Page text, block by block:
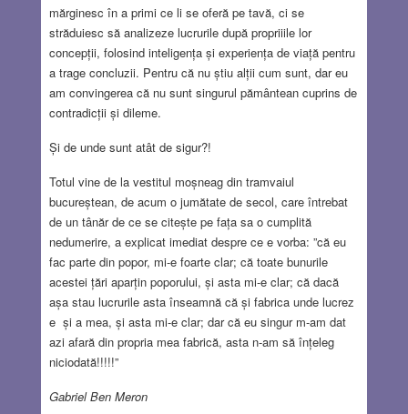
mărginesc în a primi ce li se oferă pe tavă, ci se
străduiesc să analizeze lucrurile după propriiile lor
concepții, folosind inteligența și experiența de viață pentru
a trage concluzii. Pentru că nu știu alții cum sunt, dar eu
am convingerea că nu sunt singurul pământean cuprins de
contradicții și dileme.
Și de unde sunt atât de sigur?!
Totul vine de la vestitul moșneag din tramvaiul
bucureștean, de acum o jumătate de secol, care întrebat
de un tânăr de ce se citește pe fața sa o cumplită
nedumerire, a explicat imediat despre ce e vorba: ”că eu
fac parte din popor, mi-e foarte clar; că toate bunurile
acestei țări aparțin poporului, și asta mi-e clar; că dacă
așa stau lucrurile asta înseamnă că și fabrica unde lucrez
e și a mea, și asta mi-e clar; dar că eu singur m-am dat
azi afară din propria mea fabrică, asta n-am să înțeleg
niciodată!!!!!”
Gabriel Ben Meron